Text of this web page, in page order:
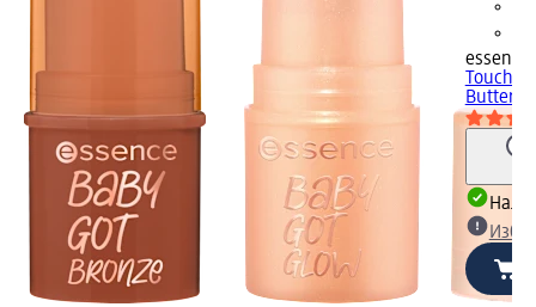
essence
Touch